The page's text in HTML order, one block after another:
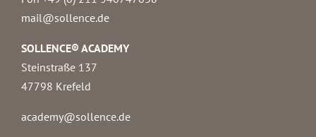
mail@sollence.de
SOLLENCE® ACADEMY
Steinstraße 137
47798 Krefeld
academy@sollence.de